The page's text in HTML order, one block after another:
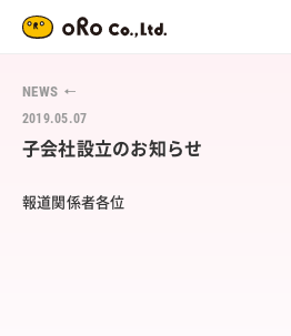
NEWS
2019.05.07
子会社設立のお知らせ
報道関係者各位